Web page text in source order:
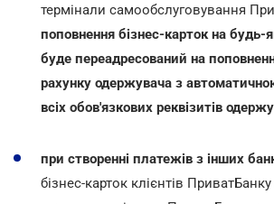
термінали самообслуговування
поповнення бізнес-карток на будь-
буде переадресований на
рахунку одержувача з
всіх обов'язкових реквізитів
при створенні платежів з інших
бізнес-карток клієнтів